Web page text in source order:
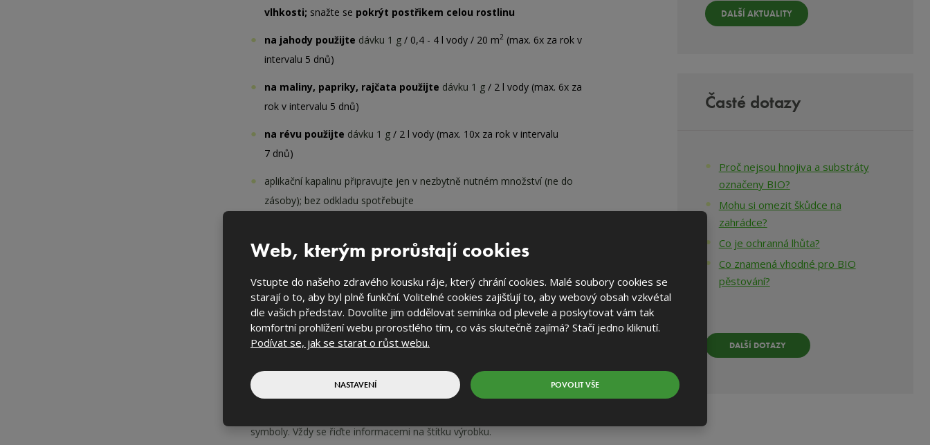
vlhkosti; snažte se pokrýt postřikem celou rostlinu
na jahody použijte dávku 1 g / 0,4 - 4 l vody / 20 m2 (max. 6x za rok v
intervalu 5 dnů)
na maliny, papriky, rajčata použijte dávku 1 g / 2 l vody (max. 6x za
rok v intervalu 5 dnů)
na révu použijte dávku 1 g / 2 l vody (max. 10x za rok v intervalu
7 dnů)
aplikační kapalinu připravujte jen v nezbytně nutném množství (ne do
zásoby); bez odkladu spotřebujte
likvidace vnitřního obalu a zbytků přípravku: odevzdat do
sběrného dvora jako nebezpečný odpad (v originálním obalu)
likvidace zbytků aplikační kapaliny: naředit cca 1:5 vodou a
vystříkat na ošetřované ploše
Používejte přípravky na ochranu rostlin bezpečně. Před použitím si vždy
symboly. Vždy se řiďte informacemi na štítku výrobku.
DALŠÍ AKTUALITY
Časté dotazy
Proč nejsou hnojiva a substráty
označeny BIO?
Mohu si omezit škůdce na
zahrádce?
Co je ochranná lhůta?
Co znamená vhodné pro BIO
pěstování?
DALŠÍ DOTAZY
Web, kterým prorůstají cookies
Vstupte do našeho zdravého kousku ráje, který chrání cookies. Malé soubory cookies se
starají o to, aby byl plně funkční. Volitelné cookies zajišťují to, aby webový obsah vzkvétal
dle vašich představ. Dovolíte jim oddělovat semínka od plevele a poskytovat vám tak
komfortní prohlížení webu prorostlého tím, co vás skutečně zajímá? Stačí jedno kliknutí.
Podívat se, jak se starat o růst webu.
NASTAVENÍ POVOLIT VŠE